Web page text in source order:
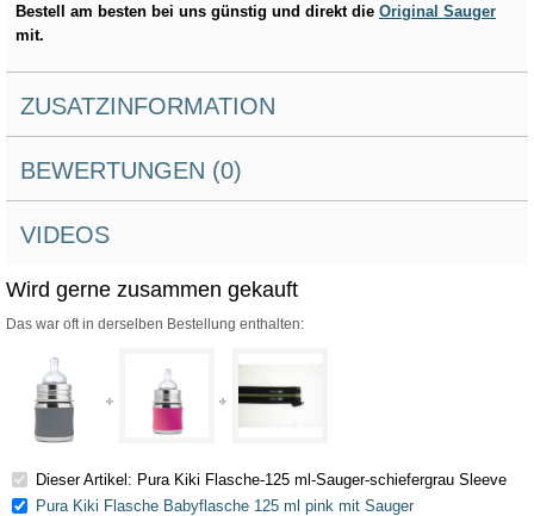
Bestell am besten bei uns günstig und direkt die Original Sauger
mit.
ZUSATZINFORMATION
BEWERTUNGEN (0)
VIDEOS
Wird gerne zusammen gekauft
Das war oft in derselben Bestellung enthalten:
Dieser Artikel: Pura Kiki Flasche-125 ml-Sauger-schiefergrau Sleeve
Pura Kiki Flasche Babyflasche 125 ml pink mit Sauger